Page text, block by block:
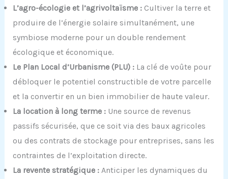
L’agro-écologie et l’agrivoltaïsme :Cultiver la terre et
produire de l’énergie solaire simultanément, une
symbiose moderne pour un double rendement
écologique et économique.
Le Plan Local d’Urbanisme (PLU) :La clé de voûte pour
débloquer le potentiel constructible de votre parcelle
et la convertir en un bien immobilier de haute valeur.
La location à long terme :Une source de revenus
passifs sécurisée, que ce soit via des baux agricoles
ou des contrats de stockage pour entreprises, sans les
contraintes de l’exploitation directe.
La revente stratégique :Anticiper les dynamiques du